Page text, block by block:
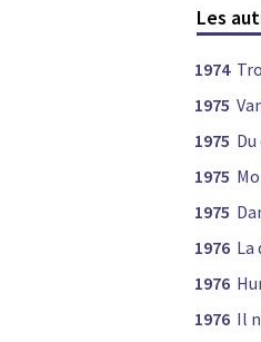
Les
1974
1975
1975
1975
1975
1976 La
1976
1976 Il